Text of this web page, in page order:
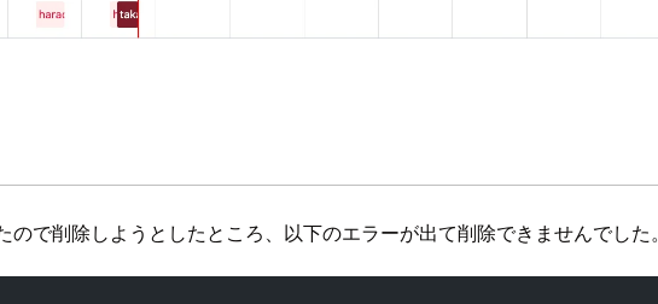
で削除しようとしたところ、以下のエラーが出て削除できませんでした。